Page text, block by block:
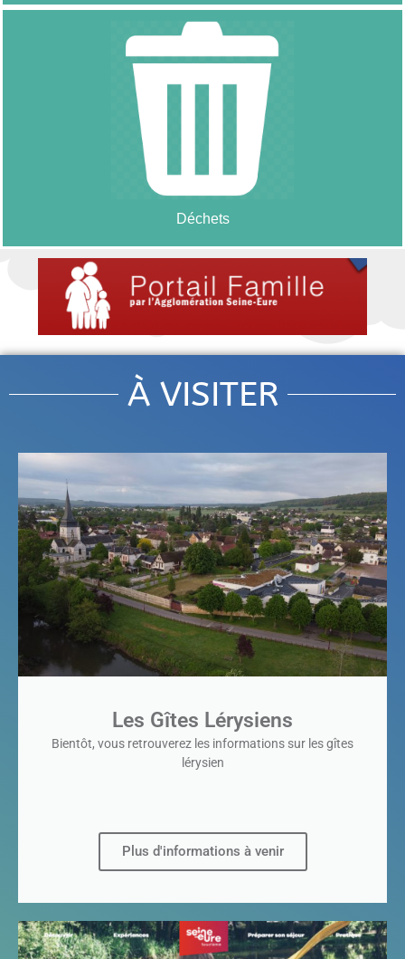
Déchets
À VISITER
Les Gîtes Lérysiens
Bientôt, vous retrouverez les informations sur les gîtes
lérysien
Plus d'informations à venir